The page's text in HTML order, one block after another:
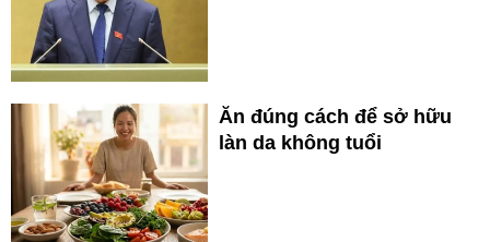
Ăn đúng cách để sở hữu
làn da không tuổi